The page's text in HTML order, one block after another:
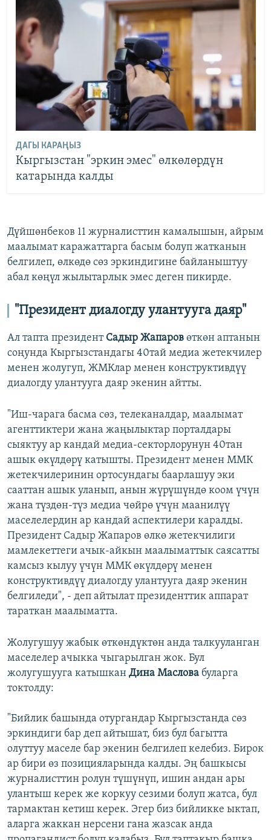
ДАГЫ КАРАҢЫЗ
Кыргызстан "эркин эмес" өлкөлөрдүн
катарында калды
Дүйшөнбеков 11 журналисттин камалышын, айрым
маалымат каражаттарга басым болуп жатканын
белгилеп, өлкөдө сөз эркиндигине байланыштуу
абал көңүл жылытарлык эмес деген пикирде.
"Президент диалогду улантууга даяр"
Ал тапта президент Садыр Жапаров өткөн аптанын
соңунда Кыргызстандагы 40тай медиа жетекчилер
менен жолугуп, ЖМКлар менен конструктивдүү
диалогду улантууга даяр экенин айтты.
"Иш-чарага басма сөз, телеканалдар, маалымат
агенттиктери жана жаңылыктар порталдары
сыяктуу ар кандай медиа-секторлорунун 40тан
ашык өкүлдөрү катышты. Президент менен ММК
жетекчилеринин ортосундагы баарлашуу эки
сааттан ашык уланып, анын жүрүшүндө коом үчүн
жана түздөн-түз медиа чөйрө үчүн маанилүү
маселелердин ар кандай аспектилери каралды.
Президент Садыр Жапаров өлкө жетекчилиги
мамлекеттеги ачык-айкын маалыматтык саясатты
камсыз кылуу үчүн ММК өкүлдөрү менен
конструктивдүү диалогду улантууга даяр экенин
белгиледи", - деп айтылат президенттик аппарат
тараткан маалыматта.
Жолугушуу жабык өткөндүктөн анда талкууланган
маселелер ачыкка чыгарылган жок. Бул
жолугушууга катышкан Дина Маслова буларга
токтолду:
"Бийлик башында отургандар Кыргызстанда сөз
эркиндиги бар деп айтышат, биз бул багытта
олуттуу маселе бар экенин белгилеп келебиз. Бирок
ар бири өз позицияларында калды. Эң башкысы
журналисттин ролун түшүнүп, ишин андан ары
улантыш керек же коркуу сезими болуп жатса, бул
тармактан кетиш керек. Эгер биз бийликке ыктап,
аларга жаккан нерсени гана жазсак анда